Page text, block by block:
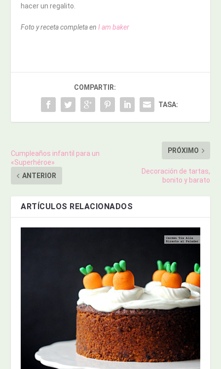
hacer un regalito.
Foto y receta completa enI am baker
COMPARTIR:
TASA:
Cumpleaños infantil para un
«Superhéroe»
ANTERIOR
PRÓXIMO
Decoración de tartas,
bonito y barato
ARTÍCULOS RELACIONADOS